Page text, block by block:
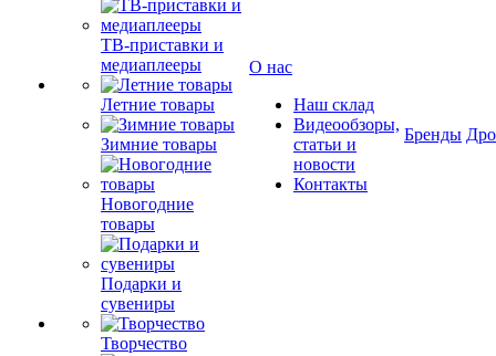
ТВ-приставки и
медиаплееры
Летние товары
Зимние товары
Новогодние
товары
Подарки и
сувениры
Творчество
О нас
Наш склад
Видеообзоры,
статьи и
новости
Контакты
Бренды